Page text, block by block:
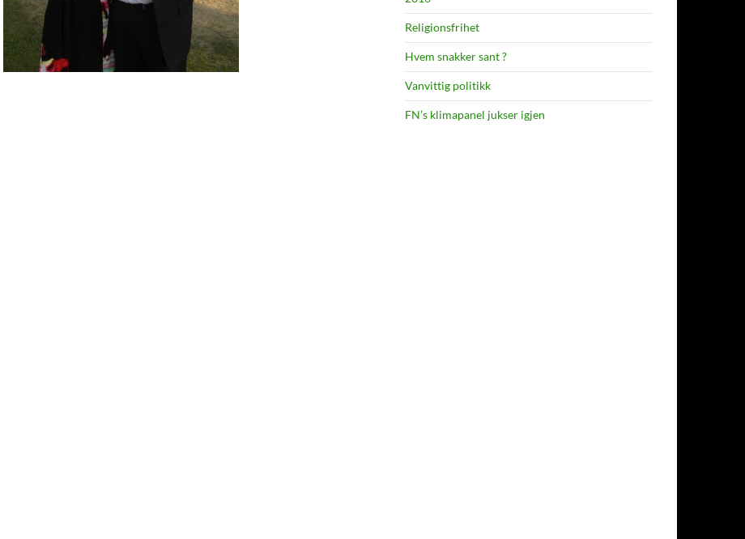
Religionsfrihet
Hvem snakker sant ?
Vanvittig politikk
FN’s klimapanel jukser igjen